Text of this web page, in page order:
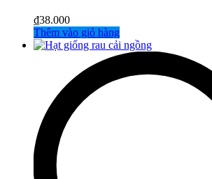
₫38.000
Thêm vào giỏ hàng